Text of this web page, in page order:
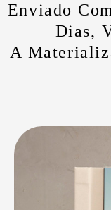
Enviado
Dias,
A